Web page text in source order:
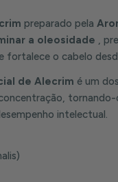
preparado pela
a oleosidade ,
fortalece o cabelo
de Alecrim é um
intelectual.